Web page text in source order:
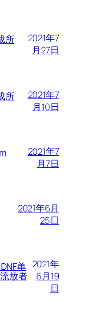
所
2021年7
月27日
所
2021年7
月10日
2021年7
月7日
2021年6月
25日
单
放者
2021年
6月19
日